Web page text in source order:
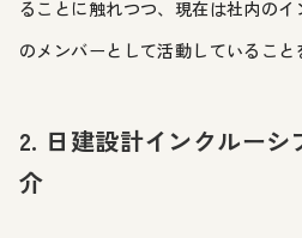
ることに触れつつ、現在は社内の
のメンバーとして活動していること
2. 日建設計インクルーシ
介